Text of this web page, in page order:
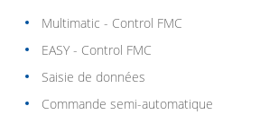
Multimatic - Control FMC
EASY - Control FMC
Saisie de données
Commande semi-automatique